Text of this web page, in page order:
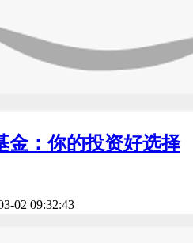
金：你的投资好选择
02 09:32:43